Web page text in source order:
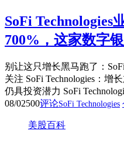
SoFi Technologies
700%，这家数字
别让这只增长黑马跑了：
关注 SoFi Technologies：增
仍具投资潜力 SoFi
08/02500评论SoFi Technologies
美股百科